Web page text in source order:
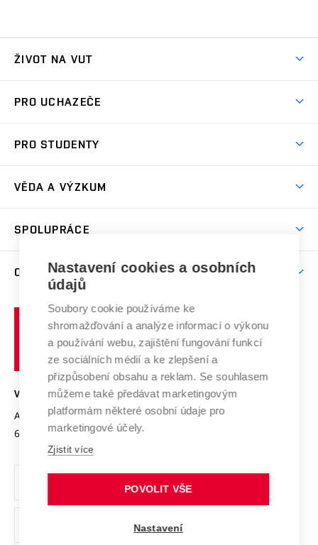
ŽIVOT NA VUT
Koleje
Sport na VUT
Brno
PRO UCHAZEČE
Dny otevřených dveří
Celoživotní vzdělávání
E-přihláška
PRO STUDENTY
Harmonogram akademického roku
Závěrečné práce
Doktorské studium
Zpracování osobních údajů studentů
Sociální bezpečí
Studium bez bariér
Podpora podnikání
VĚDA A VÝZKUM
Mezinárodní vědecká rada
Systém zajišťování kvality výzkumu
Výzkumné infrastruktury
Transfer znalostí
Open Science
Projekty
Projekty ze strukturálních fondů
Specifický výzkum
SPOLUPRÁCE
Zahraniční spolupráce
Spolupráce se školami
Služby univerzity
Mezinárodní dohody
Univerzitní sítě
O UNIVERZITĚ
Profil univerzity
Udržitelná univerzita
Podnikavá univerzita / ContriBUTe
Bezpečná univerzita
Vyznamenání
Organizační struktura
Ochrana osobních údajů
odkaz)
učení
technické
VYSOKÉ UČENÍ TECHNICKÉ V BRNĚ
Antonínská 548/1
602 00 Brno
www.vut.cz
vut@vutbr.cz
Nastavení cookies a osobních
údajů
Soubory cookie používáme ke
shromažďování a analýze informací o výkonu
a používání webu, zajištění fungování funkcí
ze sociálních médií a ke zlepšení a
přizpůsobení obsahu a reklam. Se souhlasem
můžeme také předávat marketingovým
platformám některé osobní údaje pro
marketingové účely.
Zjistit více
POVOLIT VŠE
Nastavení